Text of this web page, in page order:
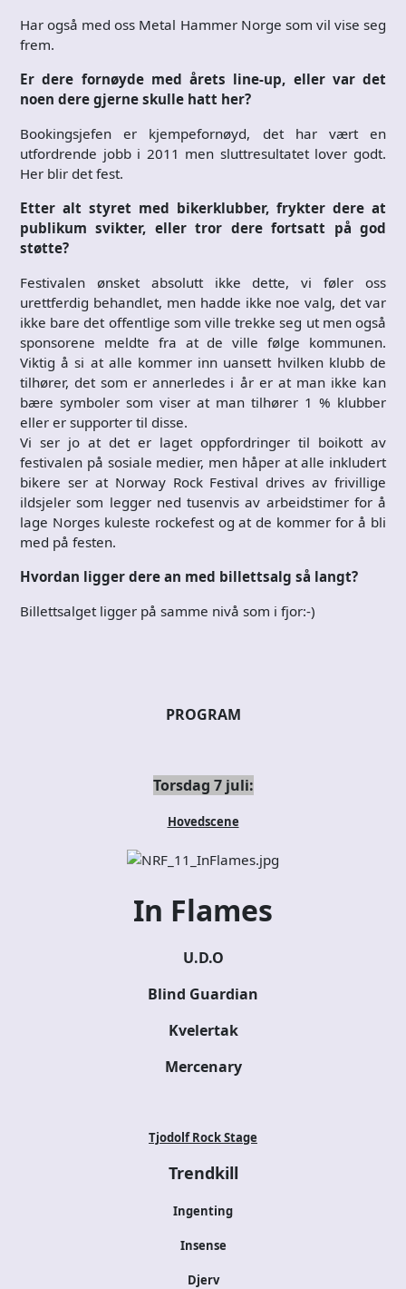
Har også med oss Metal Hammer Norge som vil vise seg
frem.
Er dere fornøyde med årets line-up, eller var det
noen dere gjerne skulle hatt her?
Bookingsjefen er kjempefornøyd, det har vært en
utfordrende jobb i 2011 men sluttresultatet lover godt.
Her blir det fest.
Etter alt styret med bikerklubber, frykter dere at
publikum svikter, eller tror dere fortsatt på god
støtte?
Festivalen ønsket absolutt ikke dette, vi føler oss
urettferdig behandlet, men hadde ikke noe valg, det var
ikke bare det offentlige som ville trekke seg ut men også
sponsorene meldte fra at de ville følge kommunen.
Viktig å si at alle kommer inn uansett hvilken klubb de
tilhører, det som er annerledes i år er at man ikke kan
bære symboler som viser at man tilhører 1 % klubber
eller er supporter til disse.
Vi ser jo at det er laget oppfordringer til boikott av
festivalen på sosiale medier, men håper at alle inkludert
bikere ser at Norway Rock Festival drives av frivillige
ildsjeler som legger ned tusenvis av arbeidstimer for å
lage Norges kuleste rockefest og at de kommer for å bli
med på festen.
Hvordan ligger dere an med billettsalg så langt?
Billettsalget ligger på samme nivå som i fjor:-)
PROGRAM
Torsdag 7 juli:
Hovedscene
In Flames
U.D.O
Blind Guardian
Kvelertak
Mercenary
Tjodolf Rock Stage
Trendkill
Ingenting
Insense
Djerv